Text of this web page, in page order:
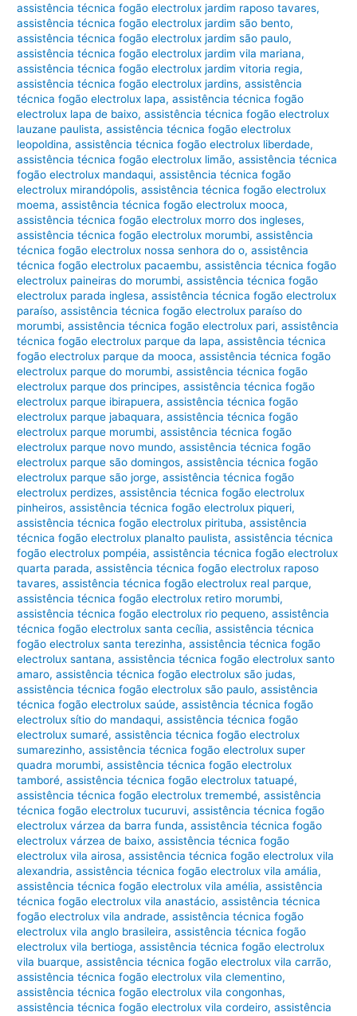
assistência técnica fogão electrolux jardim raposo tavares,
assistência técnica fogão electrolux jardim são bento,
assistência técnica fogão electrolux jardim são paulo,
assistência técnica fogão electrolux jardim vila mariana,
assistência técnica fogão electrolux jardim vitoria regia,
assistência técnica fogão electrolux jardins,assistência
técnica fogão electrolux lapa,assistência técnica fogão
electrolux lapa de baixo,assistência técnica fogão electrolux
lauzane paulista,assistência técnica fogão electrolux
leopoldina,assistência técnica fogão electrolux liberdade,
assistência técnica fogão electrolux limão,assistência técnica
fogão electrolux mandaqui,assistência técnica fogão
electrolux mirandópolis,assistência técnica fogão electrolux
moema,assistência técnica fogão electrolux mooca,
assistência técnica fogão electrolux morro dos ingleses,
assistência técnica fogão electrolux morumbi,assistência
técnica fogão electrolux nossa senhora do o,assistência
técnica fogão electrolux pacaembu,assistência técnica fogão
electrolux paineiras do morumbi,assistência técnica fogão
electrolux parada inglesa,assistência técnica fogão electrolux
paraíso,assistência técnica fogão electrolux paraíso do
morumbi,assistência técnica fogão electrolux pari,assistência
técnica fogão electrolux parque da lapa,assistência técnica
fogão electrolux parque da mooca,assistência técnica fogão
electrolux parque do morumbi,assistência técnica fogão
electrolux parque dos principes,assistência técnica fogão
electrolux parque ibirapuera,assistência técnica fogão
electrolux parque jabaquara,assistência técnica fogão
electrolux parque morumbi,assistência técnica fogão
electrolux parque novo mundo,assistência técnica fogão
electrolux parque são domingos,assistência técnica fogão
electrolux parque são jorge,assistência técnica fogão
electrolux perdizes,assistência técnica fogão electrolux
pinheiros,assistência técnica fogão electrolux piqueri,
assistência técnica fogão electrolux pirituba,assistência
técnica fogão electrolux planalto paulista,assistência técnica
fogão electrolux pompéia,assistência técnica fogão electrolux
quarta parada,assistência técnica fogão electrolux raposo
tavares,assistência técnica fogão electrolux real parque,
assistência técnica fogão electrolux retiro morumbi,
assistência técnica fogão electrolux rio pequeno,assistência
técnica fogão electrolux santa cecília,assistência técnica
fogão electrolux santa terezinha,assistência técnica fogão
electrolux santana,assistência técnica fogão electrolux santo
amaro,assistência técnica fogão electrolux são judas,
assistência técnica fogão electrolux são paulo,assistência
técnica fogão electrolux saúde,assistência técnica fogão
electrolux sítio do mandaqui,assistência técnica fogão
electrolux sumaré,assistência técnica fogão electrolux
sumarezinho,assistência técnica fogão electrolux super
quadra morumbi,assistência técnica fogão electrolux
tamboré,assistência técnica fogão electrolux tatuapé,
assistência técnica fogão electrolux tremembé,assistência
técnica fogão electrolux tucuruvi,assistência técnica fogão
electrolux várzea da barra funda,assistência técnica fogão
electrolux várzea de baixo,assistência técnica fogão
electrolux vila airosa,assistência técnica fogão electrolux vila
alexandria,assistência técnica fogão electrolux vila amália,
assistência técnica fogão electrolux vila amélia,assistência
técnica fogão electrolux vila anastácio,assistência técnica
fogão electrolux vila andrade,assistência técnica fogão
electrolux vila anglo brasileira,assistência técnica fogão
electrolux vila bertioga,assistência técnica fogão electrolux
vila buarque,assistência técnica fogão electrolux vila carrão,
assistência técnica fogão electrolux vila clementino,
assistência técnica fogão electrolux vila congonhas,
assistência técnica fogão electrolux vila cordeiro,assistência